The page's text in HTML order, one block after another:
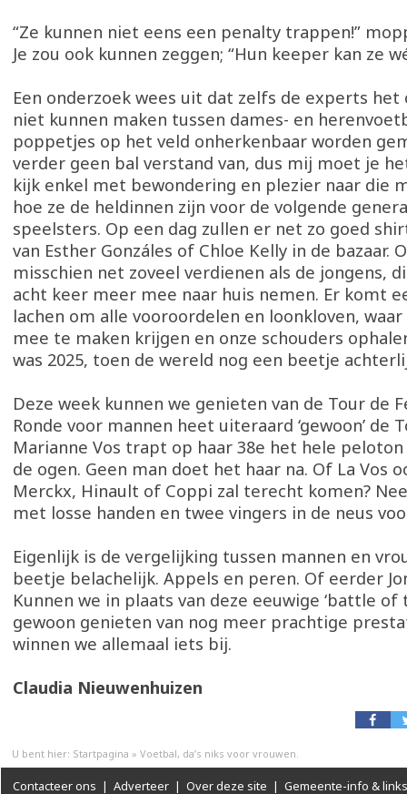
“Ze kunnen niet eens een penalty trappen!”
Je zou ook kunnen zeggen; “Hun keeper kan ze
Een onderzoek wees uit dat zelfs de experts het
niet kunnen maken tussen dames- en
poppetjes op het veld onherkenbaar worden
verder geen bal verstand van, dus mij moet je
kijk enkel met bewondering en plezier naar die
hoe ze de heldinnen zijn voor de volgende
speelsters. Op een dag zullen er net zo goed
van Esther Gonzáles of Chloe Kelly in de bazaar.
misschien net zoveel verdienen als de jongens,
acht keer meer mee naar huis nemen. Er komt
lachen om alle vooroordelen en loonkloven,
mee te maken krijgen en onze schouders
was 2025, toen de wereld nog een beetje
Deze week kunnen we genieten van de Tour de
Ronde voor mannen heet uiteraard ‘gewoon’ de
Marianne Vos trapt op haar 38e het hele
de ogen. Geen man doet het haar na. Of La Vos
Merckx, Hinault of Coppi zal terecht komen?
met losse handen en twee vingers in de neus
Eigenlijk is de vergelijking tussen mannen en
beetje belachelijk. Appels en peren. Of eerder
Kunnen we in plaats van deze eeuwige ‘battle of
gewoon genieten van nog meer prachtige
winnen we allemaal iets bij.
Claudia Nieuwenhuizen
U bent hier: Startpagina » Voetbal, da’s niks voor vrouwen.
Contacteer ons | Adverteer | Over deze site | Gemeente-info & links